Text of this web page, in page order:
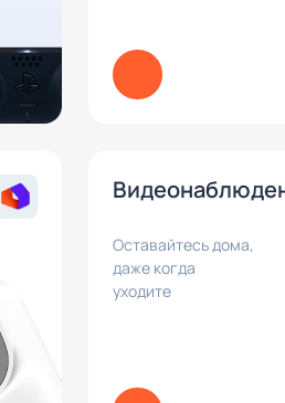
Оставайтесь дома,
даже когда
уходите